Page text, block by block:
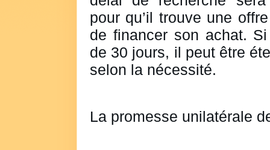
pour qu’il trouve une
de financer son achat.
de 30 jours, il peut être
selon la nécessité.
La promesse unilatérale